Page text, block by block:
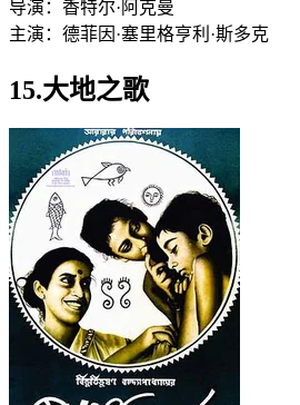
导演： 香特尔·阿克曼
主演： 德菲因·塞里格亨利·斯多克
15.大地之歌